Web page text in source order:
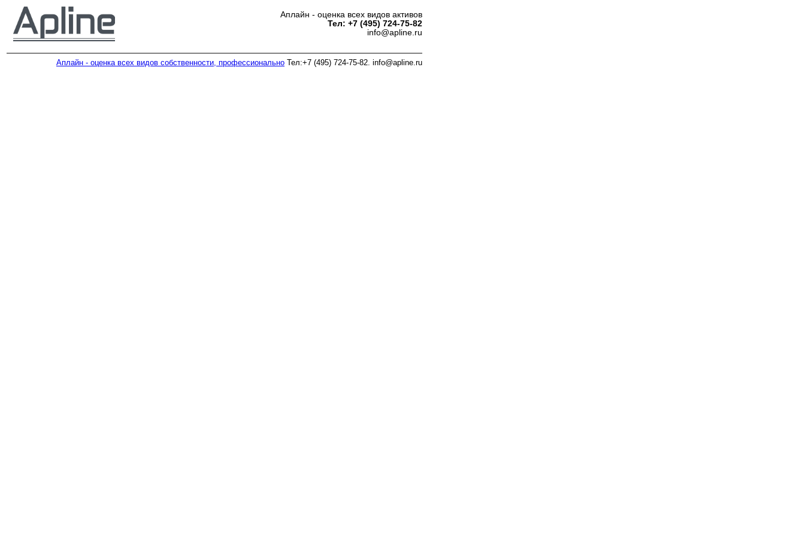
Аплайн - оценка всех видов активов
Тел: +7 (495) 724-75-82
info@apline.ru
Аплайн - оценка всех видов собственности, профессионально Тел:+7 (495) 724-75-82. info@apline.ru